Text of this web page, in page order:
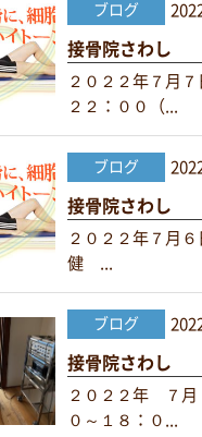
ブログ
接骨院さわし
２０２２年７月
２２：００（...
ブログ
接骨院さわし
２０２２年７月
健 ...
ブログ
接骨院さわし
２０２２年 ７月
０～１８：０...